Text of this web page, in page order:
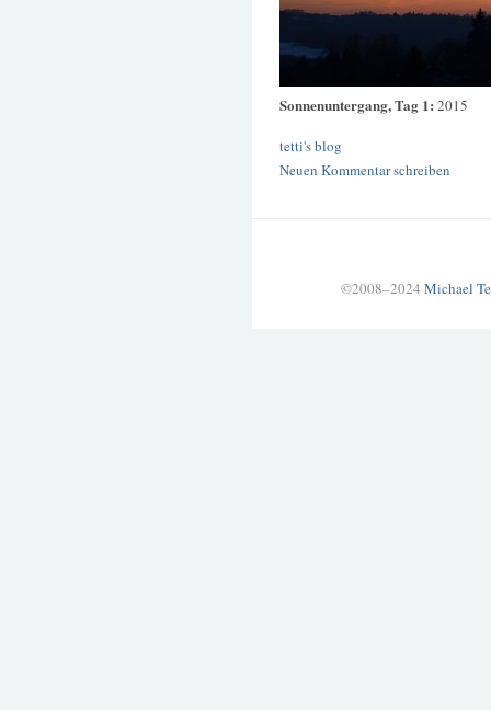
Sonnenuntergang, Tag 1: 2015
tetti's blog
Neuen Kommentar schreiben
©2008–2024 Michael